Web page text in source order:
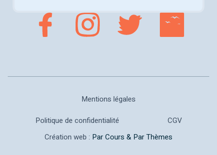
Mentions légales
Politique de confidentialité
CGV
Création web : Par Cours & Par Thèmes